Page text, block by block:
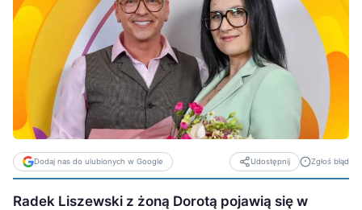
Dodaj nas do ulubionych w Google Udostępnij Zgłoś błąd
Radek Liszewski z żoną Dorotą pojawią się w